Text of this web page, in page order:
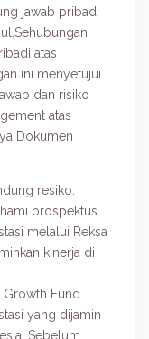
jawab pribadi
atas
ini menyetujui
dan risiko
atas
Dokumen
resiko.
prospektus
melalui Reksa
kinerja di
Growth Fund
yang dijamin
Sebelum